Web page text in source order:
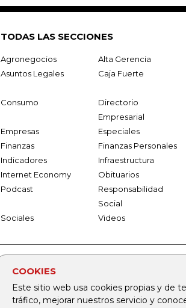
COOKIES
Este sitio web usa cookies propias y de
tráfico, mejorar nuestros servicio y
TODAS LAS SECCIONES
Agronegocios Alta Gerencia
Asuntos Legales
Caja Fuerte
Consumo
Directorio
Empresarial
Empresas Especiales
Finanzas
Finanzas Personales
Indicadores
Infraestructura
Internet Economy
Obituarios
Podcast
Responsabilidad
Social
Sociales Videos
empresas.larepublica.co
canalrcn.com